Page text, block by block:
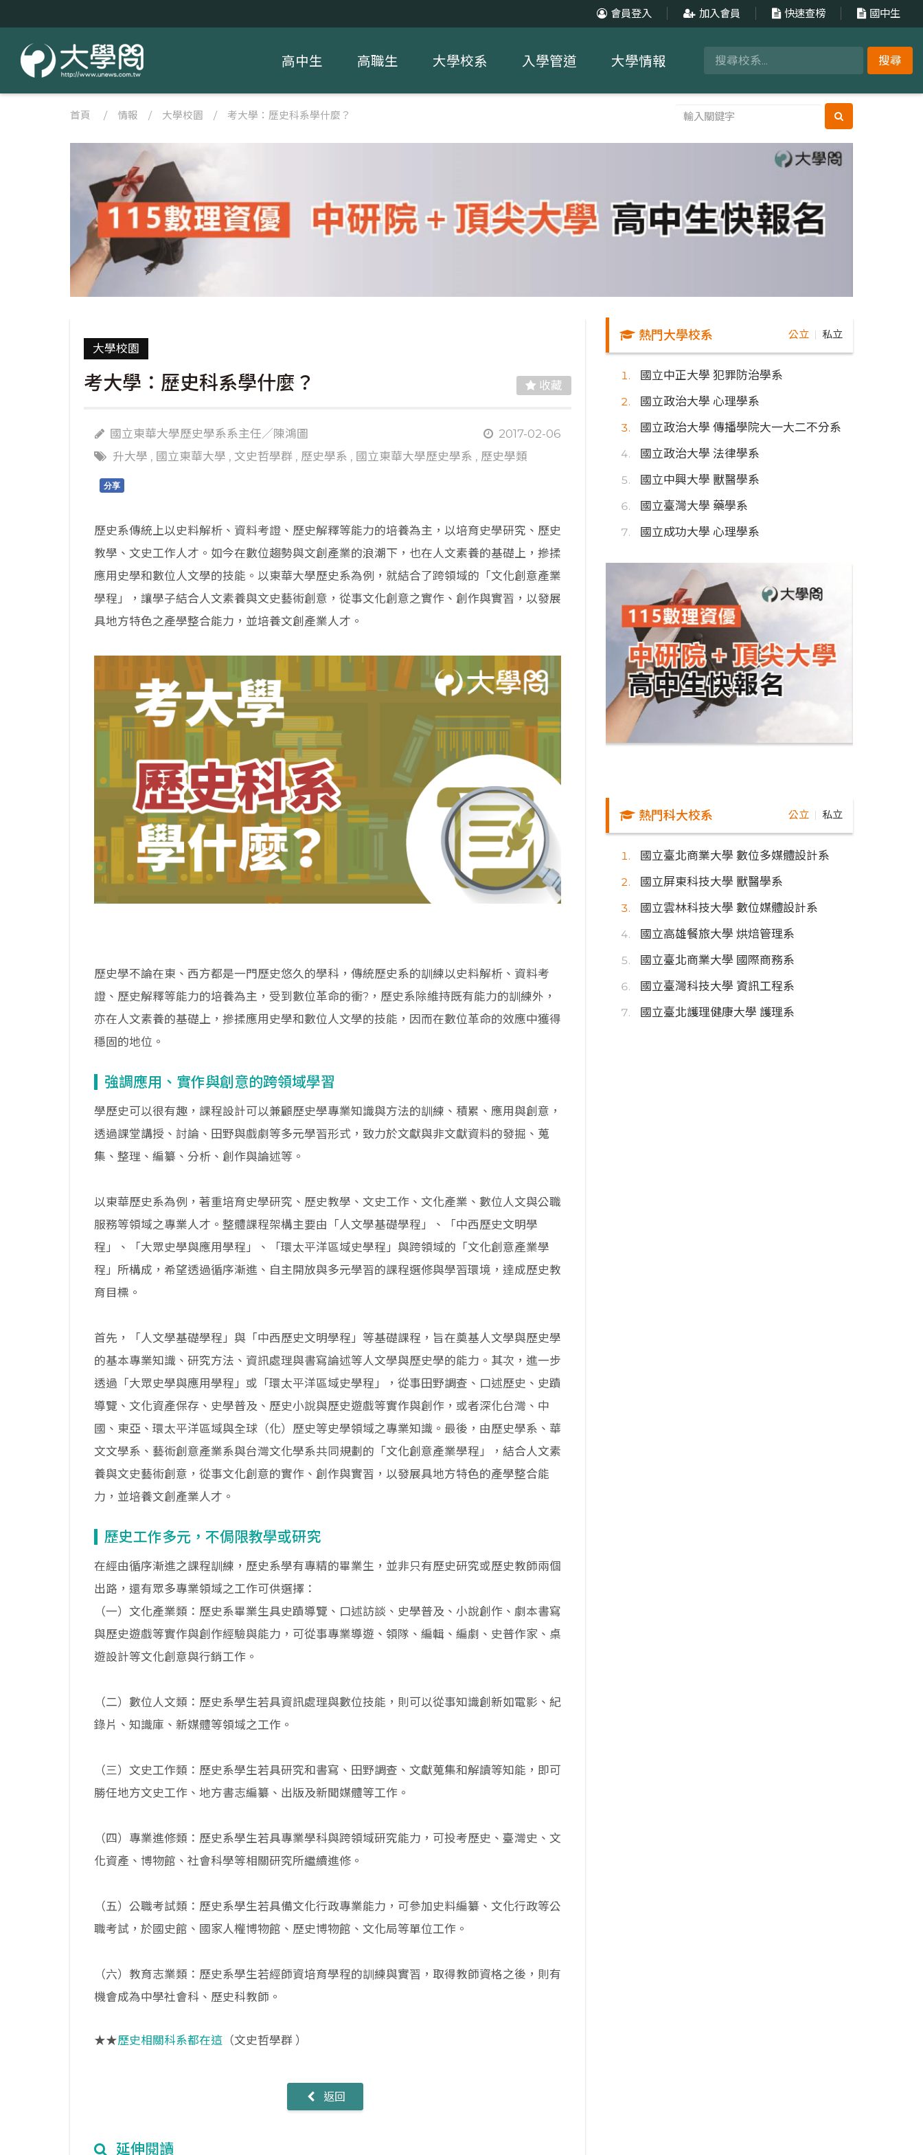
會員登入 加入會員 快速查榜 國中生
搜尋
高中生 高職生 大學校系 入學管道 大學情報
首頁 / 情報 / 大學校園 / 考大學：歷史科系學什麼？
大學校園
考大學：歷史科系學什麼？ 收藏
國立東華大學歷史學系系主任／陳鴻圖
2017-02-06
升大學 , 國立東華大學 , 文史哲學群 , 歷史學系 , 國立東華大學歷史學系 , 歷史學類
分享
歷史系傳統上以史料解析、資料考證、歷史解釋等能力的培養為主，以培育史學研究、歷史
教學、文史工作人才。如今在數位趨勢與文創產業的浪潮下，也在人文素養的基礎上，摻揉
應用史學和數位人文學的技能。以東華大學歷史系為例，就結合了跨領域的「文化創意產業
學程」，讓學子結合人文素養與文史藝術創意，從事文化創意之實作、創作與實習，以發展
具地方特色之產學整合能力，並培養文創產業人才。
歷史學不論在東、西方都是一門歷史悠久的學科，傳統歷史系的訓練以史料解析、資料考
證、歷史解釋等能力的培養為主，受到數位革命的衝?，歷史系除維持既有能力的訓練外，
亦在人文素養的基礎上，摻揉應用史學和數位人文學的技能，因而在數位革命的效應中獲得
穩固的地位。
強調應用、實作與創意的跨領域學習
學歷史可以很有趣，課程設計可以兼顧歷史學專業知識與方法的訓練、積累、應用與創意，
透過課堂講授、討論、田野與戲劇等多元學習形式，致力於文獻與非文獻資料的發掘、蒐
集、整理、編纂、分析、創作與論述等。
以東華歷史系為例，著重培育史學研究、歷史教學、文史工作、文化產業、數位人文與公職
服務等領域之專業人才。整體課程架構主要由「人文學基礎學程」、「中西歷史文明學
程」、「大眾史學與應用學程」、「環太平洋區域史學程」與跨領域的「文化創意產業學
程」所構成，希望透過循序漸進、自主開放與多元學習的課程選修與學習環境，達成歷史教
育目標。
首先，「人文學基礎學程」與「中西歷史文明學程」等基礎課程，旨在奠基人文學與歷史學
的基本專業知識、研究方法、資訊處理與書寫論述等人文學與歷史學的能力。其次，進一步
透過「大眾史學與應用學程」或「環太平洋區域史學程」，從事田野調查、口述歷史、史蹟
導覽、文化資產保存、史學普及、歷史小說與歷史遊戲等實作與創作，或者深化台灣、中
國、東亞、環太平洋區域與全球（化）歷史等史學領域之專業知識。最後，由歷史學系、華
文文學系、藝術創意產業系與台灣文化學系共同規劃的「文化創意產業學程」，結合人文素
養與文史藝術創意，從事文化創意的實作、創作與實習，以發展具地方特色的產學整合能
力，並培養文創產業人才。
歷史工作多元，不侷限教學或研究
在經由循序漸進之課程訓練，歷史系學有專精的畢業生，並非只有歷史研究或歷史教師兩個
出路，還有眾多專業領域之工作可供選擇：
（一）文化產業類：歷史系畢業生具史蹟導覽、口述訪談、史學普及、小說創作、劇本書寫
與歷史遊戲等實作與創作經驗與能力，可從事專業導遊、領隊、編輯、編劇、史普作家、桌
遊設計等文化創意與行銷工作。
（二）數位人文類：歷史系學生若具資訊處理與數位技能，則可以從事知識創新如電影、紀
錄片、知識庫、新媒體等領域之工作。
（三）文史工作類：歷史系學生若具研究和書寫、田野調查、文獻蒐集和解讀等知能，即可
勝任地方文史工作、地方書志編纂、出版及新聞媒體等工作。
（四）專業進修類：歷史系學生若具專業學科與跨領域研究能力，可投考歷史、臺灣史、文
化資產、博物館、社會科學等相關研究所繼續進修。
（五）公職考試類：歷史系學生若具備文化行政專業能力，可參加史料編纂、文化行政等公
職考試，於國史館、國家人權博物館、歷史博物館、文化局等單位工作。
（六）教育志業類：歷史系學生若經師資培育學程的訓練與實習，取得教師資格之後，則有
機會成為中學社會科、歷史科教師。
★★歷史相關科系都在這 （文史哲學群 ）
返回
延伸閱讀
熱門大學校系 公立 私立
國立中正大學 犯罪防治學系
國立政治大學 心理學系
國立政治大學 傳播學院大一大二不分系
國立政治大學 法律學系
國立中興大學 獸醫學系
國立臺灣大學 藥學系
國立成功大學 心理學系
熱門科大校系 公立 私立
國立臺北商業大學 數位多媒體設計系
國立屏東科技大學 獸醫學系
國立雲林科技大學 數位媒體設計系
國立高雄餐旅大學 烘焙管理系
國立臺北商業大學 國際商務系
國立臺灣科技大學 資訊工程系
國立臺北護理健康大學 護理系